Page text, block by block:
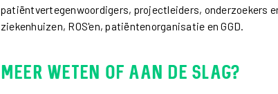
patiëntvertegenwoordigers, projectleiders, onderzoekers
ziekenhuizen, ROS'en, patiëntenorganisatie en GGD.
Meer weten of aan de slag?